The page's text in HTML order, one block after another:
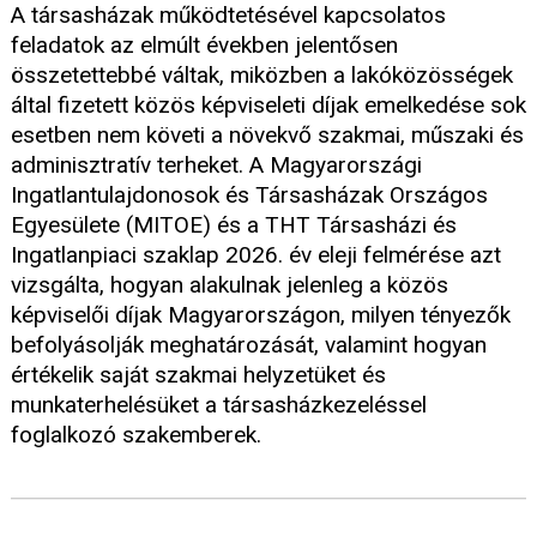
A társasházak működtetésével kapcsolatos
feladatok az elmúlt években jelentősen
összetettebbé váltak, miközben a lakóközösségek
által fizetett közös képviseleti díjak emelkedése sok
esetben nem követi a növekvő szakmai, műszaki és
adminisztratív terheket. A Magyarországi
Ingatlantulajdonosok és Társasházak Országos
Egyesülete (MITOE) és a THT Társasházi és
Ingatlanpiaci szaklap 2026. év eleji felmérése azt
vizsgálta, hogyan alakulnak jelenleg a közös
képviselői díjak Magyarországon, milyen tényezők
befolyásolják meghatározását, valamint hogyan
értékelik saját szakmai helyzetüket és
munkaterhelésüket a társasházkezeléssel
foglalkozó szakemberek.